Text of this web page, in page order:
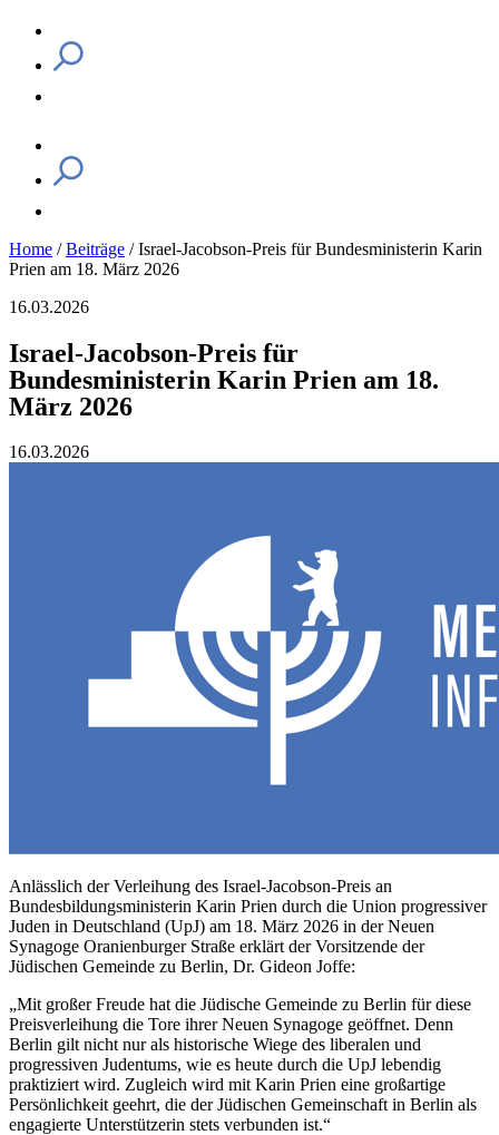
Home /Beiträge /Israel-Jacobson-Preis für Bundesministerin Karin
Prien am 18. März 2026
16.03.2026
Israel-Jacobson-Preis für
Bundesministerin Karin Prien am 18.
März 2026
16.03.2026
Anlässlich der Verleihung des Israel-Jacobson-Preis an
Bundesbildungsministerin Karin Prien durch die Union progressiver
Juden in Deutschland (UpJ) am 18. März 2026 in der Neuen
Synagoge Oranienburger Straße erklärt der Vorsitzende der
Jüdischen Gemeinde zu Berlin, Dr. Gideon Joffe:
„Mit großer Freude hat die Jüdische Gemeinde zu Berlin für diese
Preisverleihung die Tore ihrer Neuen Synagoge geöffnet. Denn
Berlin gilt nicht nur als historische Wiege des liberalen und
progressiven Judentums, wie es heute durch die UpJ lebendig
praktiziert wird. Zugleich wird mit Karin Prien eine großartige
Persönlichkeit geehrt, die der Jüdischen Gemeinschaft in Berlin als
engagierte Unterstützerin stets verbunden ist.“